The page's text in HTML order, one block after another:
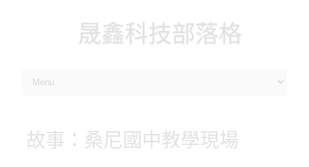
晟鑫科技部落格
故事：桑尼國中教學現場